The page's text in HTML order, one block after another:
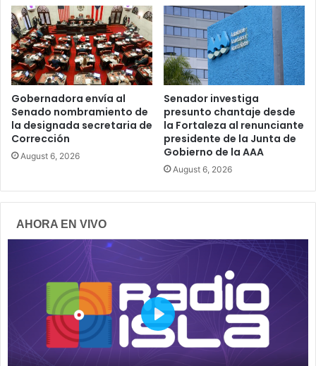
Gobernadora envía al
Senado nombramiento de
la designada secretaria de
Corrección
August 6, 2026
Senador investiga
presunto chantaje desde
la Fortaleza al renunciante
presidente de la Junta de
Gobierno de la AAA
August 6, 2026
AHORA EN VIVO
P
a